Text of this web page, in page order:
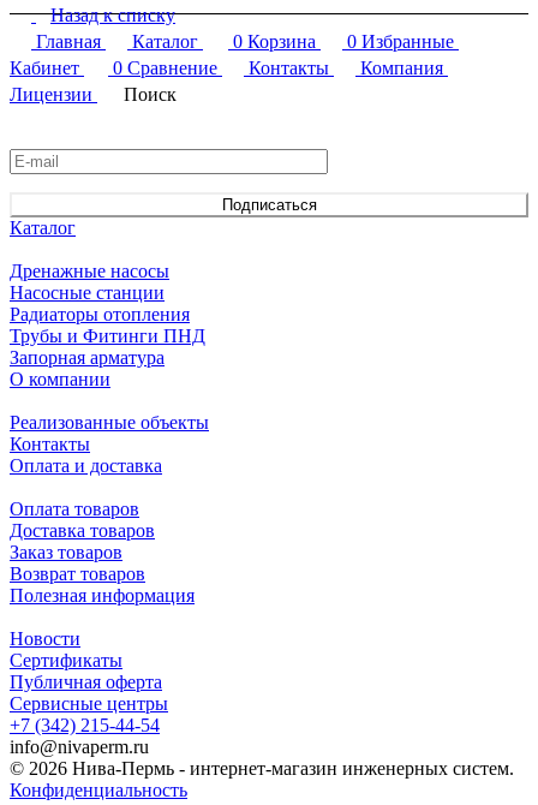
Назад к списку
Главная
Каталог 0 Корзина 0 Избранные
Кабинет
0 Сравнение Контакты
Компания
Лицензии
Поиск
Подписаться
Каталог
Дренажные насосы
Насосные станции
Радиаторы отопления
Трубы и Фитинги ПНД
Запорная арматура
О компании
Реализованные объекты
Контакты
Оплата и доставка
Оплата товаров
Доставка товаров
Заказ товаров
Возврат товаров
Полезная информация
Новости
Сертификаты
Публичная оферта
Сервисные центры
+7 (342) 215-44-54
info@nivaperm.ru
© 2026 Нива-Пермь - интернет-магазин инженерных систем.
Конфиденциальность